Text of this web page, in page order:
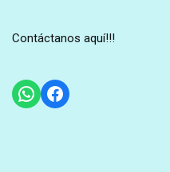
Contáctanos aquí!!!